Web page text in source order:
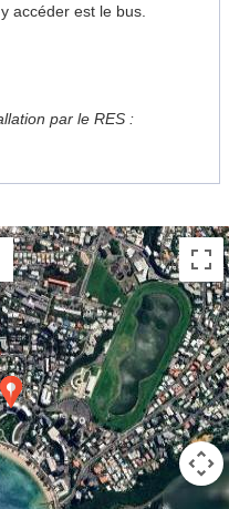
accéder est le bus.
par le RES :